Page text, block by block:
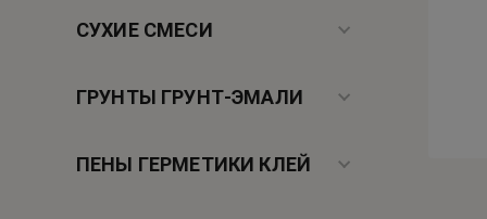
СУХИЕ СМЕСИ
ГРУНТЫ ГРУНТ-ЭМАЛИ
ПЕНЫ ГЕРМЕТИКИ КЛЕЙ